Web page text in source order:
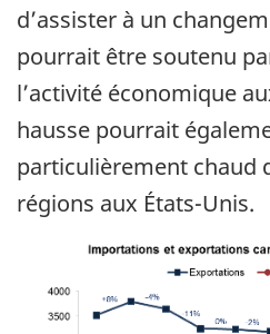
d’assister à un
pourrait être soutenu
l’activité économique
hausse pourrait
particulièrement chaud
régions aux États-Unis.